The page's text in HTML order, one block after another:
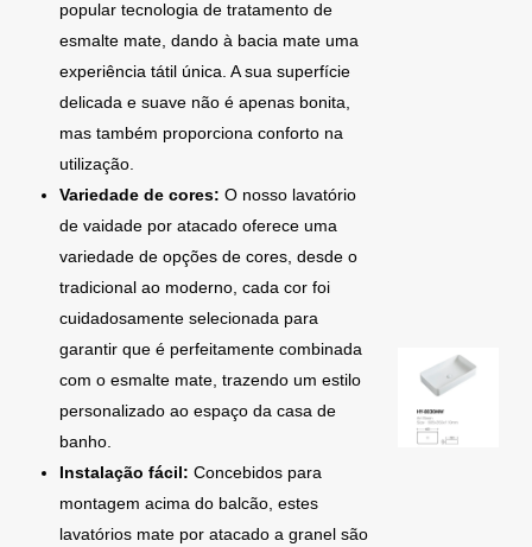
popular tecnologia de tratamento de
esmalte mate, dando à bacia mate uma
experiência tátil única. A sua superfície
delicada e suave não é apenas bonita,
mas também proporciona conforto na
utilização.
Variedade de cores: O nosso lavatório
de vaidade por atacado oferece uma
variedade de opções de cores, desde o
tradicional ao moderno, cada cor foi
cuidadosamente selecionada para
garantir que é perfeitamente combinada
com o esmalte mate, trazendo um estilo
personalizado ao espaço da casa de
banho.
Instalação fácil: Concebidos para
montagem acima do balcão, estes
lavatórios mate por atacado a granel são